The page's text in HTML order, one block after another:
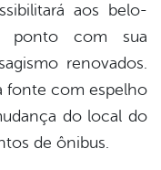
aos belo-
ponto com sua
renovados.
fonte com espelho
do local do
de ônibus.